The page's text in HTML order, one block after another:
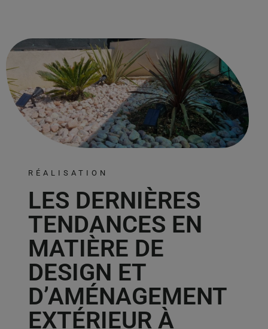
RÉALISATION
LES DERNIÈRES
TENDANCES EN
MATIÈRE DE
DESIGN ET
D’AMÉNAGEMENT
EXTÉRIEUR À